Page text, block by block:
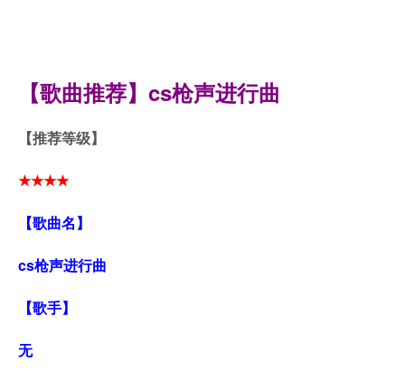
【歌曲推荐】 cs枪声进行曲
【推荐等级】
★★★★
【歌曲名】
cs枪声进行曲
【歌手】
无